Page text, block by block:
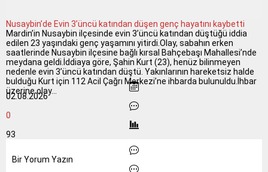
Nusaybin’de Evin 3’üncü katından düşen genç hayatını kaybetti
Mardin’in Nusaybin ilçesinde evin 3’üncü katından düştüğü iddia
edilen 23 yaşındaki genç yaşamını yitirdi.Olay, sabahın erken
saatlerinde Nusaybin ilçesine bağlı kırsal Bahçebaşı Mahallesi’nde
meydana geldi.İddiaya göre, Şahin Kurt (23), henüz bilinmeyen
nedenle evin 3’üncü katından düştü. Yakınlarının hareketsiz halde
bulduğu Kurt için 112 Acil Çağrı Merkezi’ne ihbarda bulunuldu.İhbar
üzerine olay...
02.08.2026
0
93
Bir Yorum Yazın